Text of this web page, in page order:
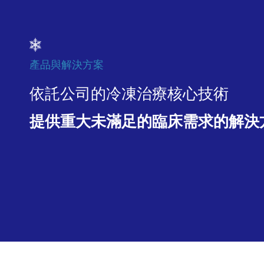
產品與解決方案
依託公司的冷凍治療核心技術
提供重大未滿足的臨床需求的解決